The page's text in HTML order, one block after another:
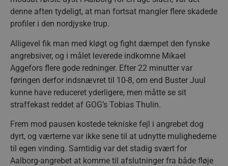
denne aften tydeligt, at man fortsat mangler flere skadede
profiler i den nordjyske trup.
Alligevel fik man med kløgt og fight dæmpet den fynske
angrebsiver, og i målet leverede indkomne Mikael
Aggefors flere gode redninger. Efter 22 minutter var
føringen derfor indsnævret til 10-8, om end Buster Juul
kunne have reduceret yderligere, men måtte se sit
straffekast reddet af GOG’s Tobias Thulin.
Frem mod pausen kostede tekniske fejl i angrebet dog
dyrt, og værterne var ikke sene til at udnytte mulighederne
til egen vinding. Samtidig var det stadig svært for
Aalborg-angrebet at komme til afslutninger fra både fløje